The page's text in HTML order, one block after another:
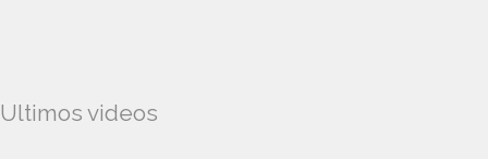
Ultimos videos